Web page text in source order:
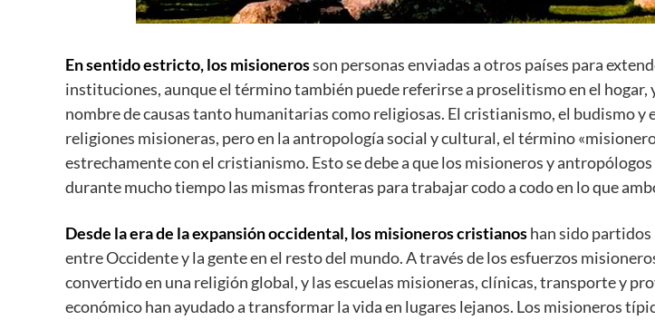
En sentido estricto, los misionerosson personas enviadas a otros países para
instituciones, aunque el término también puede referirse a proselitismo en el hogar,
nombre de causas tanto humanitarias como religiosas. El cristianismo, el budismo y
religiones misioneras, pero en la antropología social y cultural, el término
estrechamente con el cristianismo. Esto se debe a que los misioneros y
durante mucho tiempo las mismas fronteras para trabajar codo a codo en lo que
Desde la era de la expansión occidental, los misioneros cristianoshan sido
entre Occidente y la gente en el resto del mundo. A través de los esfuerzos
convertido en una religión global, y las escuelas misioneras, clínicas, transporte y
económico han ayudado a transformar la vida en lugares lejanos. Los misioneros